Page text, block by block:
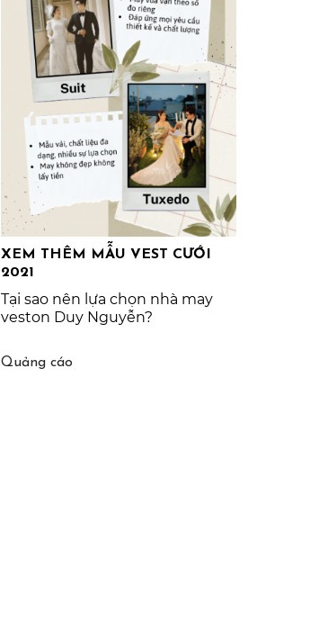
XEM THÊM
MẪU VEST CƯỚI
2021
Tại sao nên lựa chọn nhà may
veston Duy Nguyễn?
Quảng cáo